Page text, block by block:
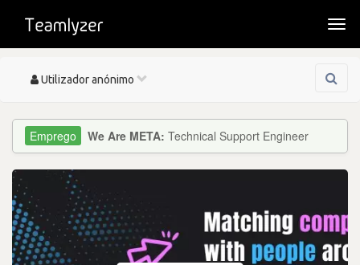
Toggle
Utilizador anónimo
We Are META: Technical Support Engineer